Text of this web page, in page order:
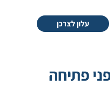
עלון לצרכן
פתיחה